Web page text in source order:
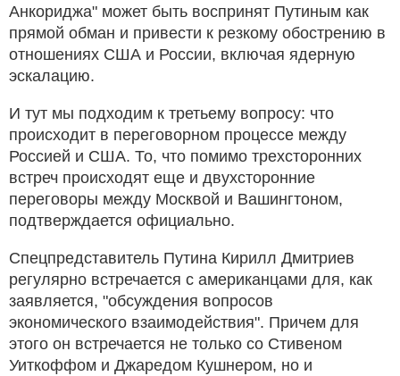
Анкориджа" может быть воспринят Путиным как
прямой обман и привести к резкому обострению в
отношениях США и России, включая ядерную
эскалацию.
И тут мы подходим к третьему вопросу: что
происходит в переговорном процессе между
Россией и США. То, что помимо трехсторонних
встреч происходят еще и двухсторонние
переговоры между Москвой и Вашингтоном,
подтверждается официально.
Спецпредставитель Путина Кирилл Дмитриев
регулярно встречается с американцами для, как
заявляется, "обсуждения вопросов
экономического взаимодействия". Причем для
этого он встречается не только со Стивеном
Уиткоффом и Джаредом Кушнером, но и